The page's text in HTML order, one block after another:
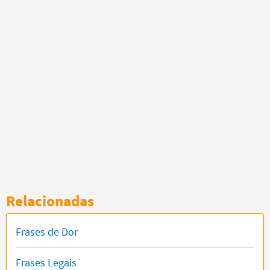
Relacionadas
Frases de Dor
Frases Legais